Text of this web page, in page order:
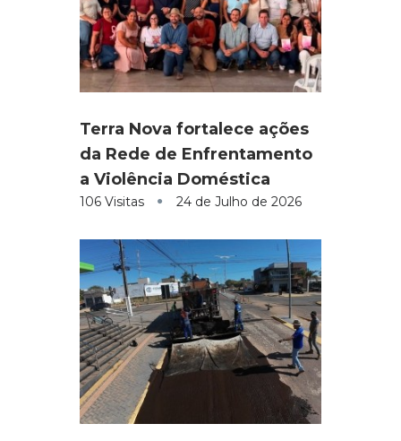
Terra Nova fortalece ações
da Rede de Enfrentamento
a Violência Doméstica
106 Visitas 24 de Julho de 2026